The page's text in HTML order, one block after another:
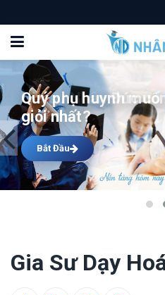
Gia sư Nhân Đức
giỏi nhất
Bắt Đầu
Gia Sư Dạy